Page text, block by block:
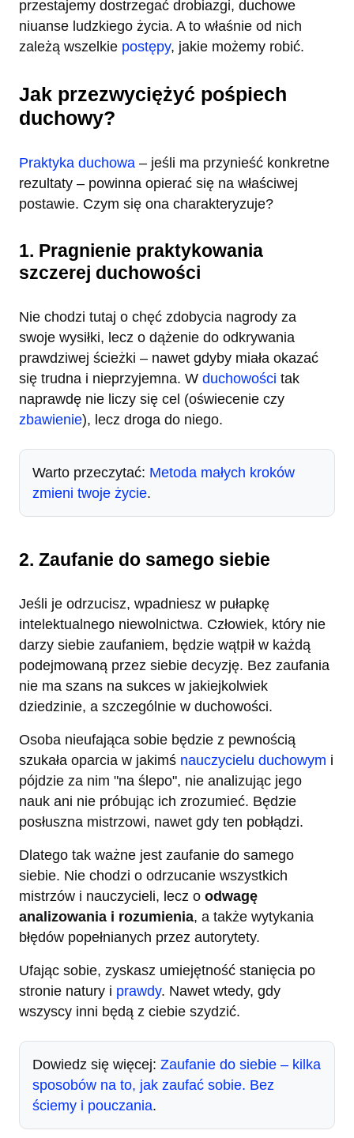
przestajemy dostrzegać drobiazgi, duchowe
niuanse ludzkiego życia. A to właśnie od nich
zależą wszelkie postępy, jakie możemy robić.
Jak przezwyciężyć pośpiech
duchowy?
Praktyka duchowa – jeśli ma przynieść konkretne
rezultaty – powinna opierać się na właściwej
postawie. Czym się ona charakteryzuje?
1. Pragnienie praktykowania
szczerej duchowości
Nie chodzi tutaj o chęć zdobycia nagrody za
swoje wysiłki, lecz o dążenie do odkrywania
prawdziwej ścieżki – nawet gdyby miała okazać
się trudna i nieprzyjemna. W duchowości tak
naprawdę nie liczy się cel (oświecenie czy
zbawienie), lecz droga do niego.
Warto przeczytać: Metoda małych kroków
zmieni twoje życie.
2. Zaufanie do samego siebie
Jeśli je odrzucisz, wpadniesz w pułapkę
intelektualnego niewolnictwa. Człowiek, który nie
darzy siebie zaufaniem, będzie wątpił w każdą
podejmowaną przez siebie decyzję. Bez zaufania
nie ma szans na sukces w jakiejkolwiek
dziedzinie, a szczególnie w duchowości.
Osoba nieufająca sobie będzie z pewnością
szukała oparcia w jakimś nauczycielu duchowym i
pójdzie za nim "na ślepo", nie analizując jego
nauk ani nie próbując ich zrozumieć. Będzie
posłuszna mistrzowi, nawet gdy ten pobłądzi.
Dlatego tak ważne jest zaufanie do samego
siebie. Nie chodzi o odrzucanie wszystkich
mistrzów i nauczycieli, lecz o odwagę
analizowania i rozumienia, a także wytykania
błędów popełnianych przez autorytety.
Ufając sobie, zyskasz umiejętność stanięcia po
stronie natury i prawdy. Nawet wtedy, gdy
wszyscy inni będą z ciebie szydzić.
Dowiedz się więcej: Zaufanie do siebie – kilka
sposobów na to, jak zaufać sobie. Bez
ściemy i pouczania.